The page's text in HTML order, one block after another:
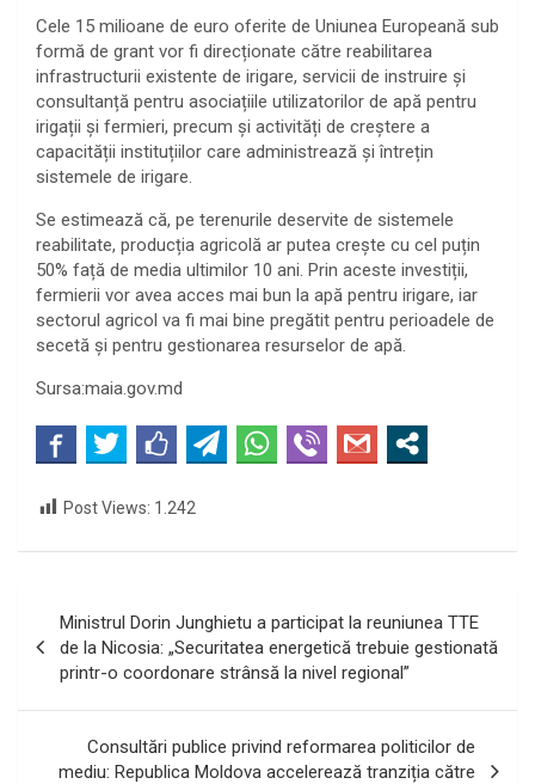
Cele 15 milioane de euro oferite de Uniunea Europeană sub
formă de grant vor fi direcționate către reabilitarea
infrastructurii existente de irigare, servicii de instruire și
consultanță pentru asociațiile utilizatorilor de apă pentru
irigații și fermieri, precum și activități de creștere a
capacității instituțiilor care administrează și întrețin
sistemele de irigare.
Se estimează că, pe terenurile deservite de sistemele
reabilitate, producția agricolă ar putea crește cu cel puțin
50% față de media ultimilor 10 ani. Prin aceste investiții,
fermierii vor avea acces mai bun la apă pentru irigare, iar
sectorul agricol va fi mai bine pregătit pentru perioadele de
secetă și pentru gestionarea resurselor de apă.
Sursa:maia.gov.md
Post Views: 1.242
în
articole
Ministrul Dorin Junghietu a participat la reuniunea TTE
de la Nicosia: „Securitatea energetică trebuie gestionată
printr-o coordonare strânsă la nivel regional”
Consultări publice privind reformarea politicilor de
mediu: Republica Moldova accelerează tranziția către